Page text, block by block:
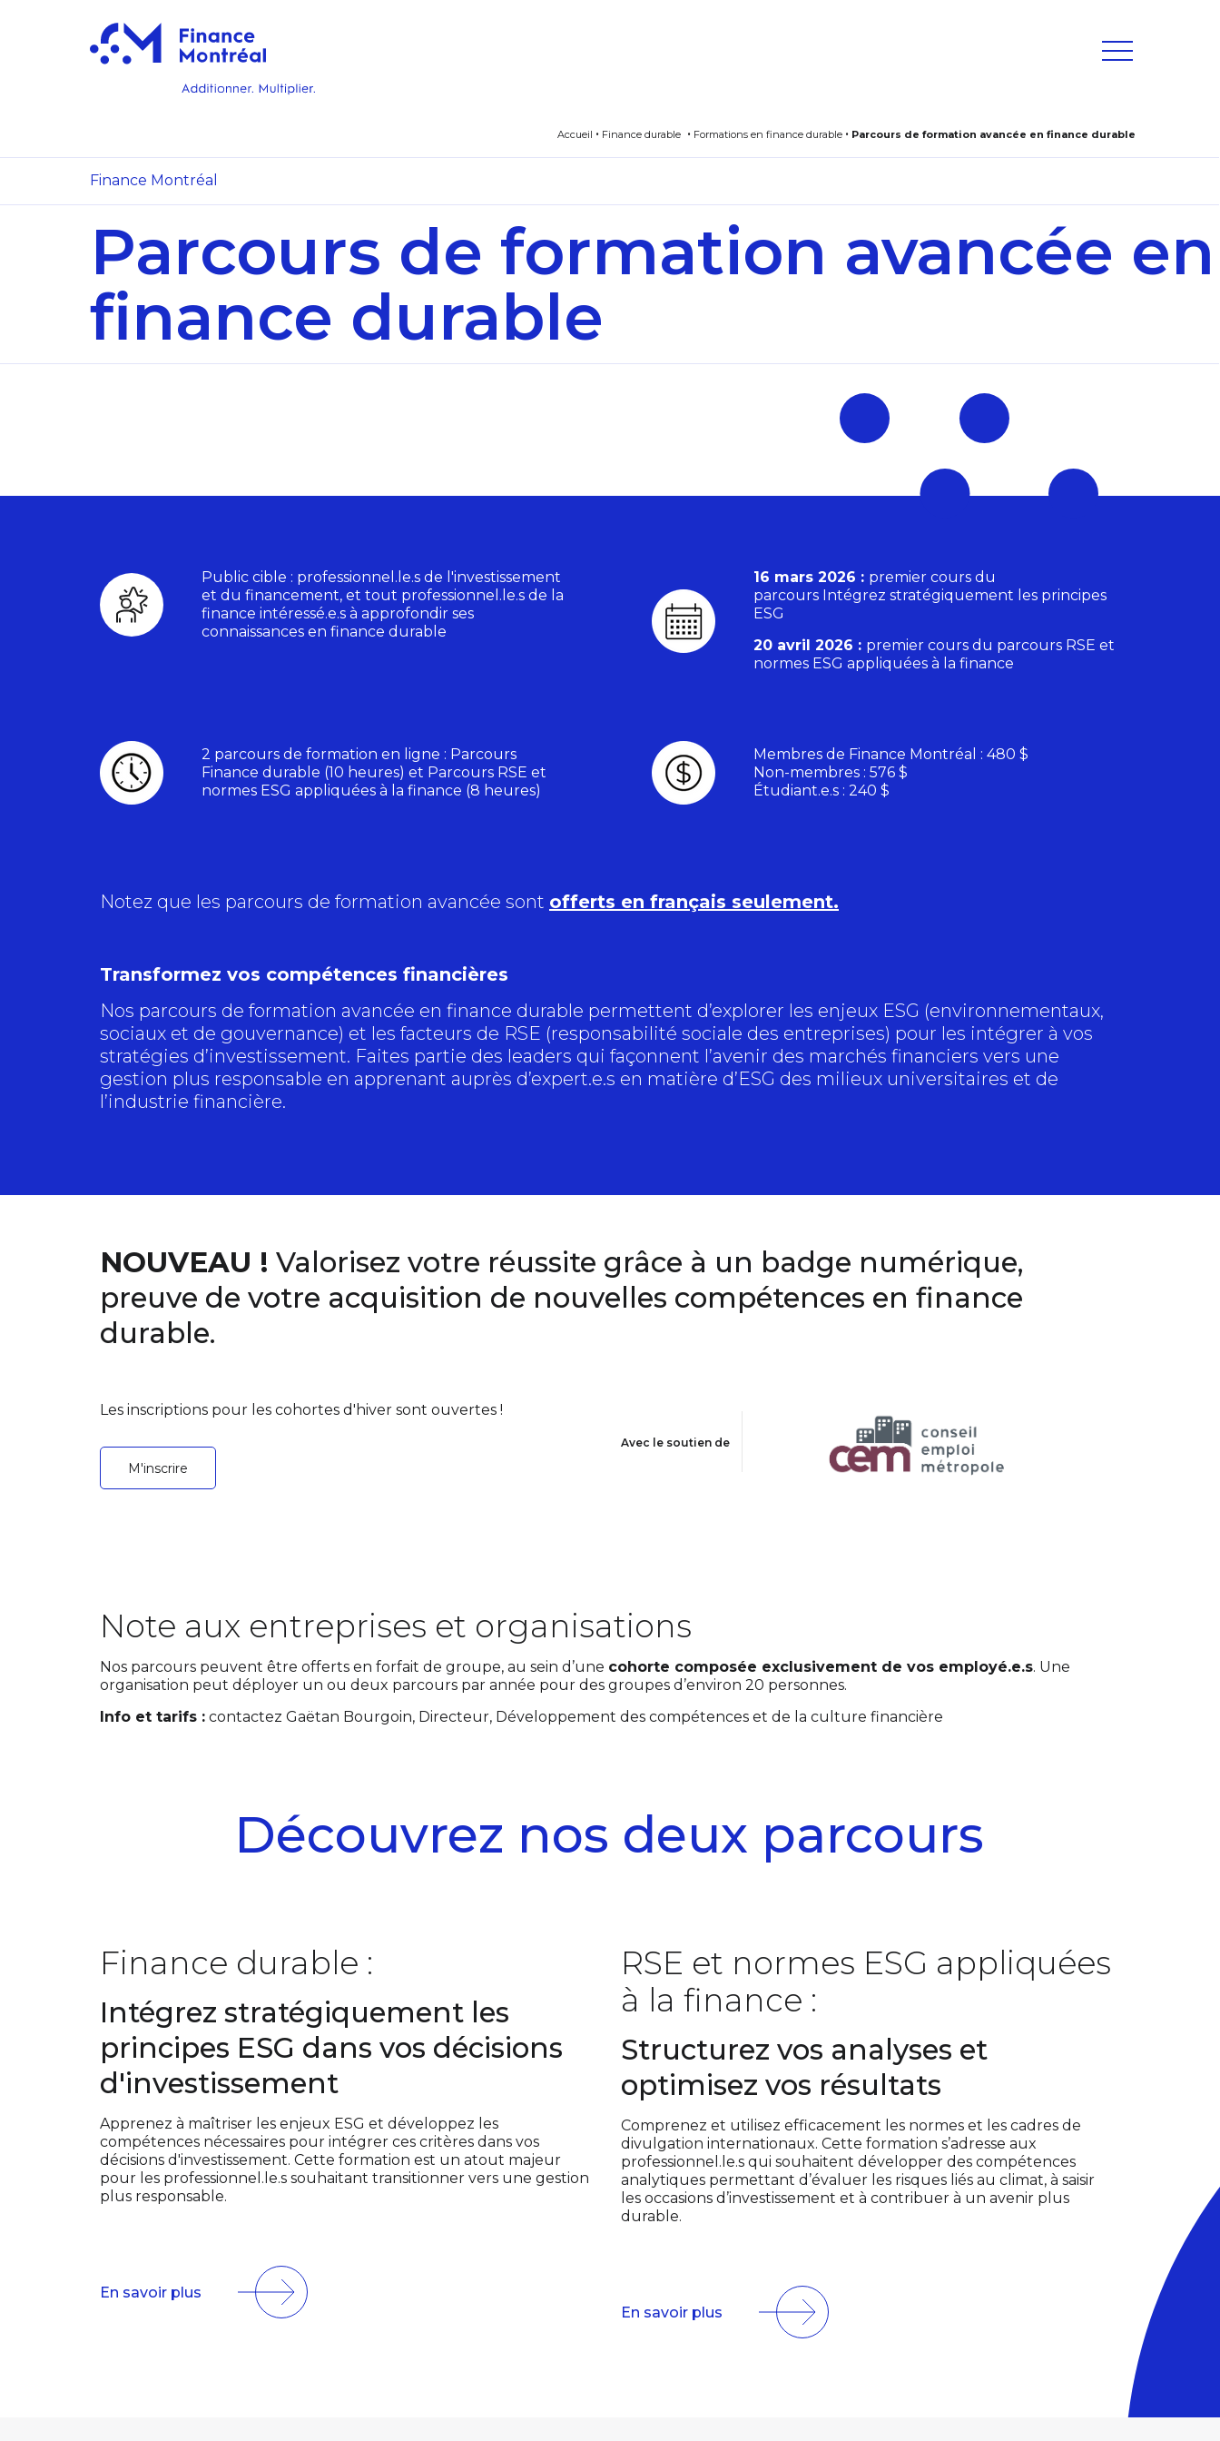
Accueil Finance durable Formations en finance durable Parcours de formation avancée en finance durable
Finance Montréal
Parcours de formation avancée en
finance durable
Public cible : professionnel.le.s de l'investissement
et du financement, et tout professionnel.le.s de la
finance intéressé.e.s à approfondir ses
connaissances en finance durable
16 mars 2026 : premier cours du
parcours Intégrez stratégiquement les principes
ESG
20 avril 2026 : premier cours du parcours RSE et
normes ESG appliquées à la finance
2 parcours de formation en ligne : Parcours
Finance durable (10 heures) et Parcours RSE et
normes ESG appliquées à la finance (8 heures)
Membres de Finance Montréal : 480 $
Non-membres : 576 $
Étudiant.e.s : 240 $
Notez que les parcours de formation avancée sont offerts en français seulement.
Transformez vos compétences financières
Nos parcours de formation avancée en finance durable permettent d’explorer les enjeux ESG (environnementaux,
sociaux et de gouvernance) et les facteurs de RSE (responsabilité sociale des entreprises) pour les intégrer à vos
stratégies d’investissement. Faites partie des leaders qui façonnent l’avenir des marchés financiers vers une
gestion plus responsable en apprenant auprès d’expert.e.s en matière d’ESG des milieux universitaires et de
l’industrie financière.
NOUVEAU ! Valorisez votre réussite grâce à un badge numérique,
preuve de votre acquisition de nouvelles compétences en finance
durable.
Les inscriptions pour les cohortes d'hiver sont ouvertes !
M'inscrire
Avec le soutien de
Note aux entreprises et organisations
Nos parcours peuvent être offerts en forfait de groupe, au sein d’une cohorte composée exclusivement de vos employé.e.s. Une
organisation peut déployer un ou deux parcours par année pour des groupes d’environ 20 personnes.
Info et tarifs : contactez Gaëtan Bourgoin, Directeur, Développement des compétences et de la culture financière
Découvrez nos deux parcours
Finance durable :
Intégrez stratégiquement les
principes ESG dans vos décisions
d'investissement
Apprenez à maîtriser les enjeux ESG et développez les
compétences nécessaires pour intégrer ces critères dans vos
décisions d'investissement. Cette formation est un atout majeur
pour les professionnel.le.s souhaitant transitionner vers une gestion
plus responsable.
En savoir plus
RSE et normes ESG appliquées
à la finance :
Structurez vos analyses et
optimisez vos résultats
Comprenez et utilisez efficacement les normes et les cadres de
divulgation internationaux. Cette formation s’adresse aux
professionnel.le.s qui souhaitent développer des compétences
analytiques permettant d’évaluer les risques liés au climat, à saisir
les occasions d’investissement et à contribuer à un avenir plus
durable.
En savoir plus